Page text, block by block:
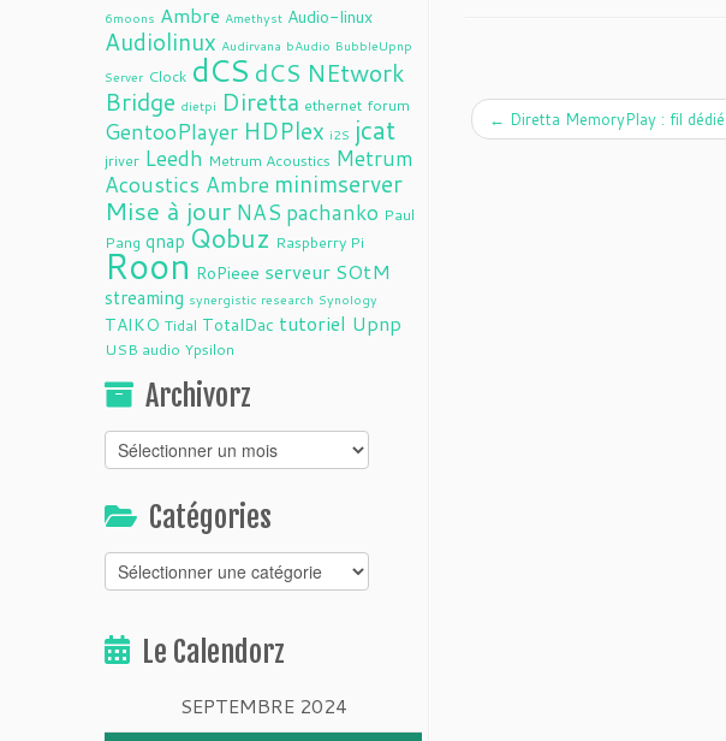
6moons Ambre Amethyst Audio-linux
Audiolinux Audirvana bAudio BubbleUpnp
Server Clock dCS dCS NEtwork
Bridge dietpi Diretta ethernet forum
GentooPlayer HDPlex i2S jcat
jriver Leedh Metrum Acoustics Metrum
Acoustics Ambre minimserver
Mise à jour NAS pachanko Paul
Pang qnap Qobuz Raspberry Pi
Roon RoPieee serveur SOtM
streaming synergistic research Synology
TAIKO Tidal TotalDac tutoriel Upnp
USB audio Ypsilon
Archivorz
Archivorz
Catégories
Catégories
Le Calendorz
SEPTEMBRE 2024
← Diretta MemoryPlay : fil